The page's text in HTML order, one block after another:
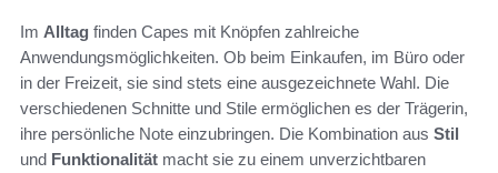
Im Alltag finden Capes mit Knöpfen zahlreiche
Anwendungsmöglichkeiten. Ob beim Einkaufen, im Büro oder
in der Freizeit, sie sind stets eine ausgezeichnete Wahl. Die
verschiedenen Schnitte und Stile ermöglichen es der Trägerin,
ihre persönliche Note einzubringen. Die Kombination aus Stil
und Funktionalität macht sie zu einem unverzichtbaren